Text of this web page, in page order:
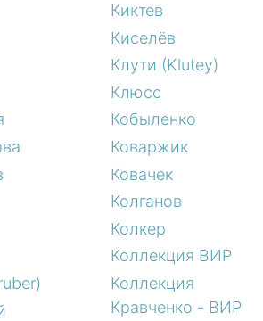
Киктев
Киселёв
Клути (Klutey)
Клюсс
Кобыленко
Коваржик
Ковачек
Колганов
Колкер
Коллекция ВИР
Коллекция
Кравченко - ВИР